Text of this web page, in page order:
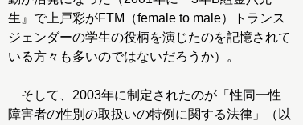
生』で上戸彩がFTM（female to male）トランス
ジェンダーの学生の役柄を演じたのを記憶されて
いる方々も多いのではないだろうか）。
そして、2003年に制定されたのが「性同一性
障害者の性別の取扱いの特例に関する法律」（以